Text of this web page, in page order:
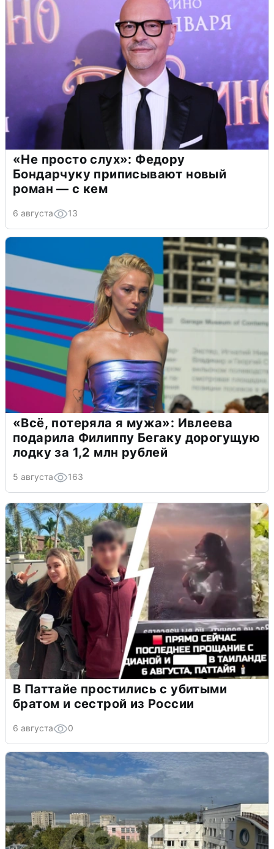
«Не просто слух»: Федору
Бондарчуку приписывают новый
роман — с кем
6 августа 13
«Всё, потеряла я мужа»: Ивлеева
подарила Филиппу Бегаку дорогущую
лодку за 1,2 млн рублей
5 августа 163
В Паттайе простились с убитыми
братом и сестрой из России
6 августа 0